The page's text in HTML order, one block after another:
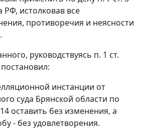
РФ, истолковав все
противоречия и неясности
руководствуясь п. 1 ст.
инстанции от
суда Брянской области по
оставить без изменения, а
- без удовлетворения.